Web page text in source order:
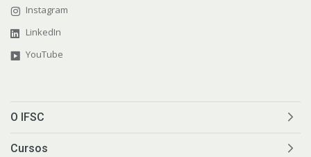
Instagram
LinkedIn
YouTube
O IFSC
Cursos